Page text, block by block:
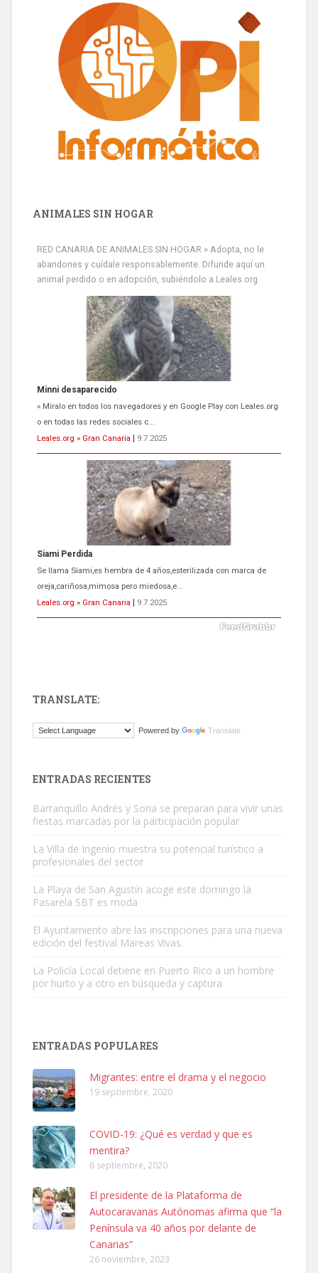
ANIMALES SIN HOGAR
RED CANARIA DE ANIMALES SIN HOGAR » Adopta, no le
abandones y cuídale responsablemente. Difunde aquí un
animal perdido o en adopción, subiéndolo a Leales.org
Minni desaparecido
» Míralo en todos los navegadores y en Google Play con Leales.org
o en todas las redes sociales c...
Leales.org » Gran Canaria
9.7.2025
Siami Perdida
Se llama Siami,es hembra de 4 años,esterilizada con marca de
oreja,cariñosa,mimosa pero miedosa,e...
Leales.org » Gran Canaria
9.7.2025
El ayuntamiento se va a llevar a Los Gatos callejeros de la zona los
Este gato macho ha aparecido en la calle hace menos de un mes,
Leales.org » Gran Canaria
9.7.2025
Adopción urgente
hembra, 4 años. Por motivos personales ...
Leales.org » Gran Canaria | 6.7.2025
SHIBA PERDIDO AVDA JOSE MESA Y LOPEZ
PERRO MACHO RAZA SHIBA CON MICROCHIP PERDIDO HOY
06/07/2025 ZONA MESA Y LOPEZ. ES MUY ASUSTADIZO
Leales.org » Gran Canaria | 6.7.2025
TRANSLATE:
Powered by Translate
ENTRADAS RECIENTES
Barranquillo Andrés y Soria se preparan para vivir unas
fiestas marcadas por la participación popular
La Villa de Ingenio muestra su potencial turístico a
profesionales del sector
La Playa de San Agustín acoge este domingo la
Pasarela SBT es moda
El Ayuntamiento abre las inscripciones para una nueva
edición del festival Mareas Vivas.
La Policía Local detiene en Puerto Rico a un hombre
por hurto y a otro en búsqueda y captura
ENTRADAS POPULARES
Migrantes: entre el drama y el negocio
19 septiembre, 2020
COVID-19: ¿Qué es verdad y que es
mentira?
6 septiembre, 2020
El presidente de la Plataforma de
Autocaravanas Autónomas afirma que “la
Península va 40 años por delante de
Canarias”
26 noviembre, 2023